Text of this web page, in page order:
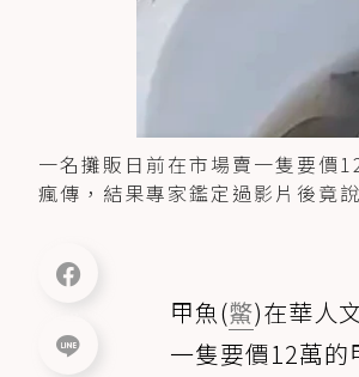
一名攤販日前在市場賣一隻要價
瘋傳，結果專家鑑定過影片後竟
甲魚(鱉)在華人
一隻要價12萬